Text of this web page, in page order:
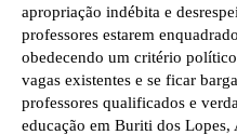
apropriação indébita e
professores estarem
obedecendo um critério
vagas existentes e se ficar
professores qualificados e
educação em Buriti dos